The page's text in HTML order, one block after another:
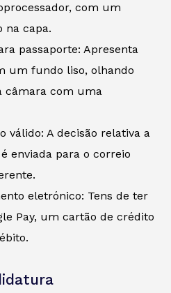
com um
na capa.
passaporte: Apresenta
um fundo liso, olhando
câmara com uma
válido: A decisão relativa a
enviada para o correio
eletrónico: Tens de ter
Pay, um cartão de crédito